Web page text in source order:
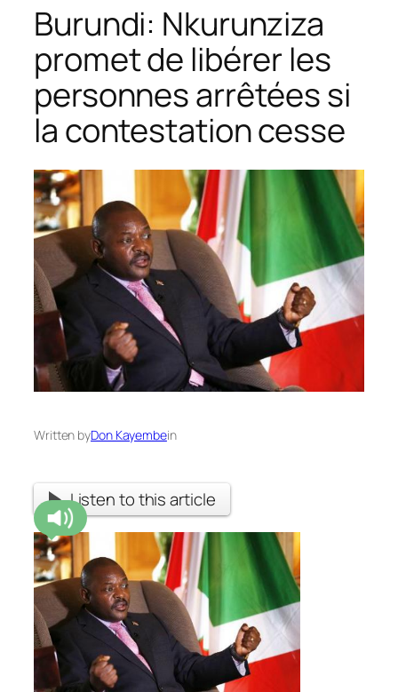
Burundi: ‪Nkurunziza
promet de libérer les
personnes arrêtées si
la contestation cesse
Written byDon Kayembein
Listen to this article